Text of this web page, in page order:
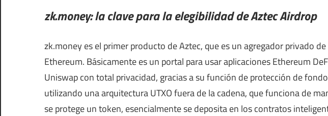
zk.money: la clave para la elegibilidad de Aztec Airdrop
zk.money es el primer producto de Aztec, que es un agregador privado
Ethereum. Básicamente es un portal para usar aplicaciones Ethereum
Uniswap con total privacidad, gracias a su función de protección de
utilizando una arquitectura UTXO fuera de la cadena, que funciona de
se protege un token, esencialmente se deposita en los contratos